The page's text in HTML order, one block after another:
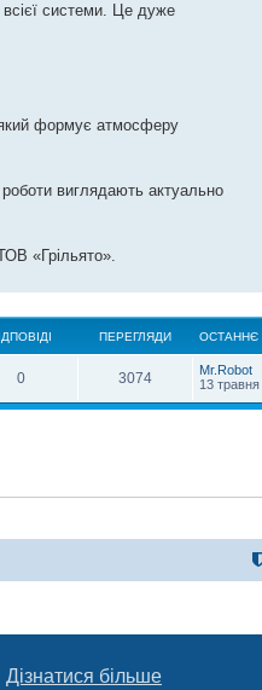
Дізнатися більше
всієї системи. Це дуже
формує атмосферу
виглядають актуально
«Грільято».
ПЕРЕГЛЯДИ ОСТАННЄ
0 3074
Mr.Robot
13